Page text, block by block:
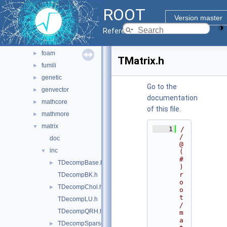
ROOT
Version master
Reference Guide
▼ math
doc
► experimental
► fftw
► foam
► fumili
► genetic
► genvector
► mathcore
► mathmore
▼
matrix
doc
▼ inc
►
TDecompBase.h
TDecompBK.h
►
TDecompChol.h
TDecompLU.h
TDecompQRH.h
►
TDecompSparse.h
TMatrix.h
Go to the
documentation
of this file.
    1
/
/
@
(
#
)
r
o
o
t
/
m
a